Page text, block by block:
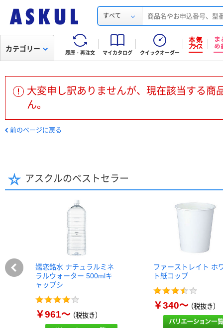
すべて
履歴・再注文 マイカタログ クイックオーダー
カテゴリー
大変申し訳ありませんが、現在該当する商
ん。
前のページに戻る
アスクルのベストセラー
嬬恋銘水 ナチュラルミネ
ラルウォーター 500mlキ
ャップシ…
￥961～（税抜き）
ファーストレイト ホ
ト紙コップ
￥340～（税抜き）